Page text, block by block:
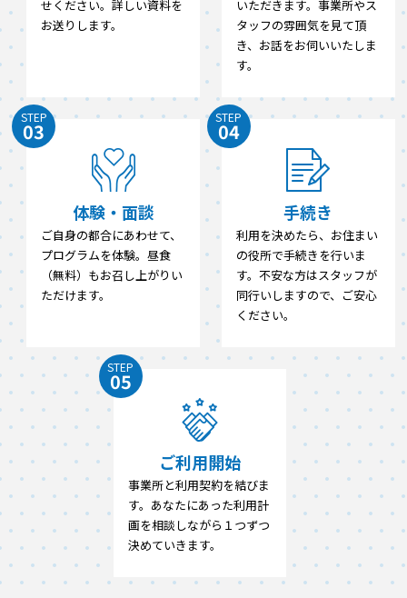
せください。詳しい資料を
お送りします。
いただきます。事業所やス
タッフの雰囲気を見て頂
き、お話をお伺いいたしま
す。
STEP
03
体験・面談
ご自身の都合にあわせて、
プログラムを体験。昼食
（無料）もお召し上がりい
ただけます。
STEP
04
手続き
利用を決めたら、お住まい
の役所で手続きを行いま
す。不安な方はスタッフが
同行いしますので、ご安心
ください。
STEP
05
ご利用開始
事業所と利用契約を結びま
す。あなたにあった利用計
画を相談しながら１つずつ
決めていきます。